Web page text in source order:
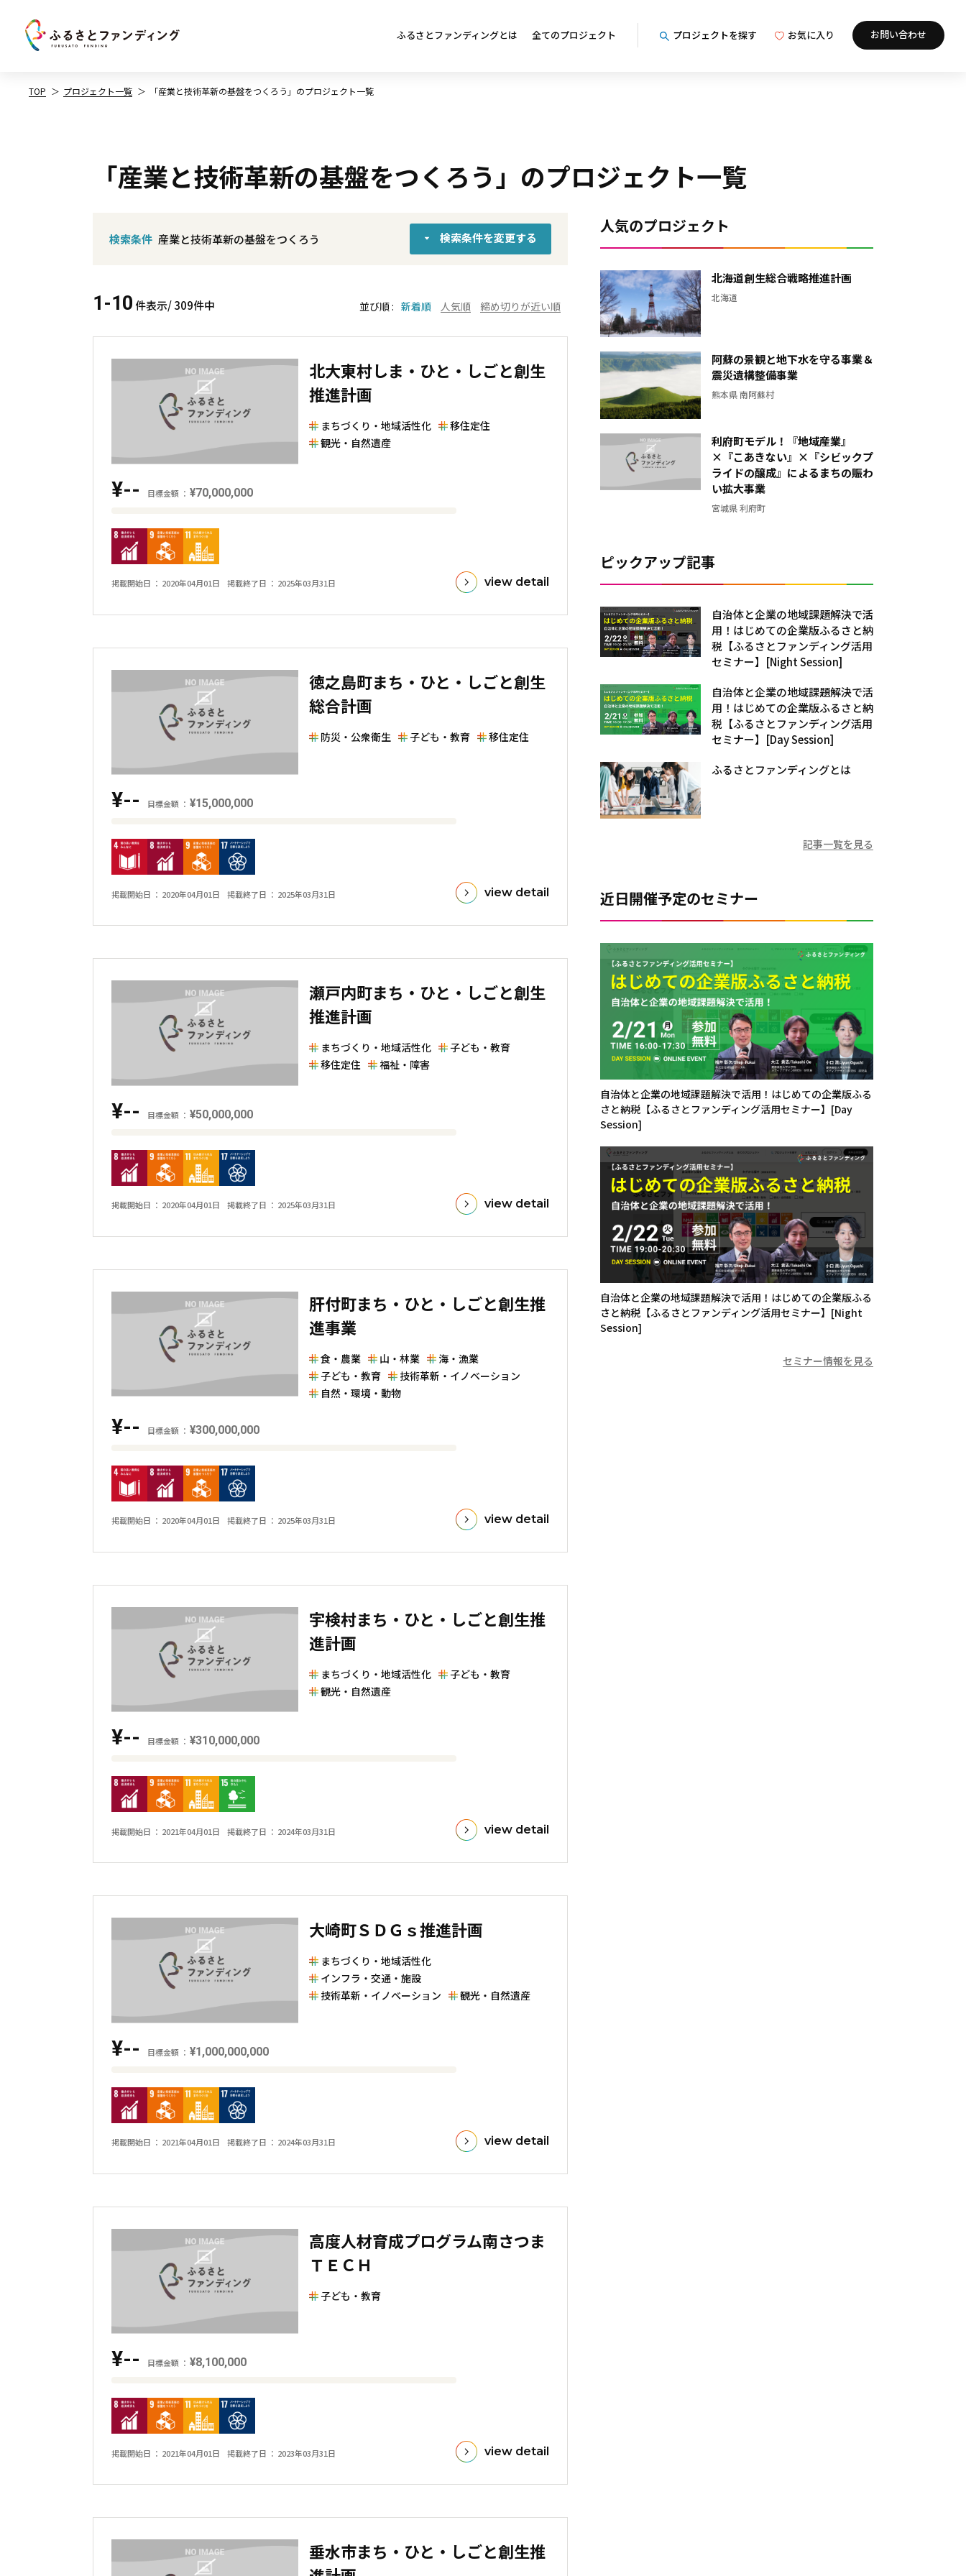
ふるさとファンディングとは 全てのプロジェクト プロジェクトを探す お気に入り お問い合わせ
TOP プロジェクト一覧 「産業と技術革新の基盤をつくろう」のプロジェクト一覧
「産業と技術革新の基盤をつくろう」のプロジェクト一覧
検索条件 産業と技術革新の基盤をつくろう 検索条件を変更する
1-10件表示/ 309件中 並び順 新着順 人気順 締め切りが近い順
北大東村しま・ひと・しごと創生
推進計画
まちづくり・地域活性化
移住定住
観光・自然遺産
¥-- 目標金額 ¥70,000,000
標
金
額
現
を
表
た
横
棒
グ
掲載開始日 2020年04月01日 掲載終了日 2025年03月31日 view detail
徳之島町まち・ひと・しごと創生
総合計画
防災・公衆衛生 子ども・教育 移住定住
¥-- 目標金額 ¥15,000,000
標
金
額
現
を
表
た
横
棒
グ
掲載開始日 2020年04月01日 掲載終了日 2025年03月31日 view detail
瀬戸内町まち・ひと・しごと創生
推進計画
まちづくり・地域活性化
子ども・教育
移住定住
福祉・障害
¥-- 目標金額 ¥50,000,000
標
金
額
現
を
表
横
棒
グ
掲載開始日 2020年04月01日 掲載終了日 2025年03月31日 view detail
肝付町まち・ひと・しごと創生推
進事業
食・農業 山・林業
海・漁業
子ども・教育
技術革新・イノベーション
自然・環境・動物
¥-- 目標金額 ¥300,000,000
標
金
額
現
を
表
た
横
棒
グ
掲載開始日 2020年04月01日 掲載終了日 2025年03月31日 view detail
宇検村まち・ひと・しごと創生推
進計画
まちづくり・地域活性化
子ども・教育
観光・自然遺産
¥-- 目標金額 ¥310,000,000
標
金
額
現
を
表
た
横
棒
グ
掲載開始日 2021年04月01日 掲載終了日 2024年03月31日 view detail
大崎町ＳＤＧｓ推進計画
まちづくり・地域活性化
インフラ・交通・施設
技術革新・イノベーション
観光・自然遺産
¥-- 目標金額 ¥1,000,000,000
標
金
額
現
を
表
た
横
棒
グ
掲載開始日 2021年04月01日 掲載終了日 2024年03月31日 view detail
高度人材育成プログラム南さつま
ＴＥＣＨ
子ども・教育
¥-- 目標金額 ¥8,100,000
標
金
額
現
掲載開始日 2021年04月01日 掲載終了日 2023年03月31日 view detail
垂水市まち・ひと・しごと創生推
人気のプロジェクト
北海道創生総合戦略推進計画
北海道
阿蘇の景観と地下水を守る事業＆
震災遺構整備事業
熊本県 南阿蘇村
利府町モデル！『地域産業』
×『こあきない』×『シビックプ
ライドの醸成』によるまちの賑わ
い拡大事業
宮城県 利府町
ピックアップ記事
自治体と企業の地域課題解決で活
用！はじめての企業版ふるさと納
税【ふるさとファンディング活用
セミナー】[Night Session]
自治体と企業の地域課題解決で活
用！はじめての企業版ふるさと納
税【ふるさとファンディング活用
セミナー】[Day Session]
ふるさとファンディングとは
記事一覧を見る
近日開催予定のセミナー
自治体と企業の地域課題解決で活用！はじめての企業版ふる
さと納税【ふるさとファンディング活用セミナー】[Day
Session]
自治体と企業の地域課題解決で活用！はじめての企業版ふる
さと納税【ふるさとファンディング活用セミナー】[Night
Session]
セミナー情報を見る